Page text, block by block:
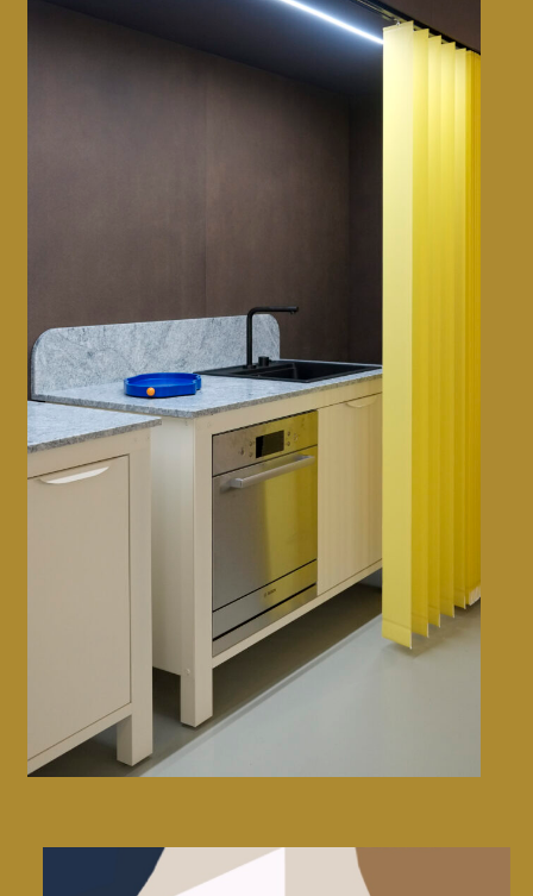
Design week de Milan • 2023
CMF design